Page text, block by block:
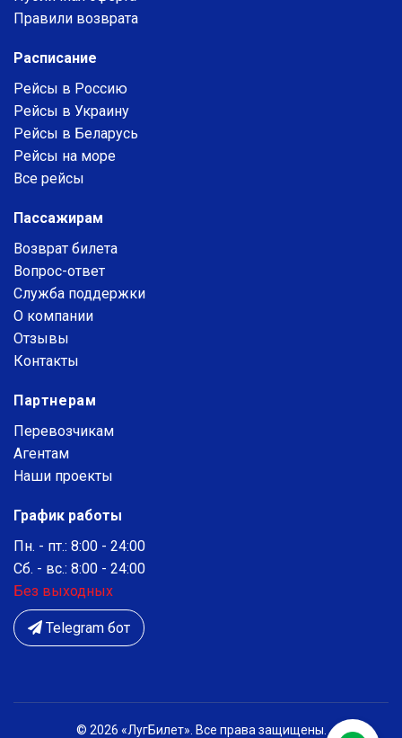
Правили возврата
Расписание
Рейсы в Россию
Рейсы в Украину
Рейсы в Беларусь
Рейсы на море
Все рейсы
Пассажирам
Возврат билета
Вопрос-ответ
Служба поддержки
О компании
Отзывы
Контакты
Партнерам
Перевозчикам
Агентам
Наши проекты
График работы
Пн. - пт.: 8:00 - 24:00
Сб. - вс.: 8:00 - 24:00
Без выходных
Telegram бот
© 2026 «ЛугБилет». Все права защищены.